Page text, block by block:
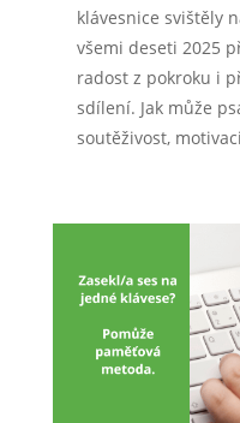
klávesnice svištěly
všemi deseti 2025
radost z pokroku i
sdílení. Jak může
soutěživost,